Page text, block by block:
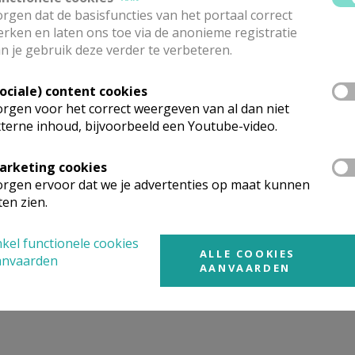
talent van de catechisten. De mooie
... het verliep allemaal van een leien dakje.
zijn, had het mis. Met zo’n toffe en inspirerende groep
van God’!”
Dat de kinderen straalden kan je op de foto’s
en enthousiasme. Het was voor ons een groot plezier
vormseldag. Nogmaals proficiat aan jullie allen en aan
dat de basisfuncties van het portaal correct
en laten ons toe via de anonieme registratie
je gebruik deze verder te verbeteren.
content cookies
voor het correct weergeven van al dan niet
inhoud, bijvoorbeeld een Youtube-video.
cookies
ervoor dat we je advertenties op maat kunnen
zien.
functionele cookies
ALLE COOKIES
AANVAARDEN